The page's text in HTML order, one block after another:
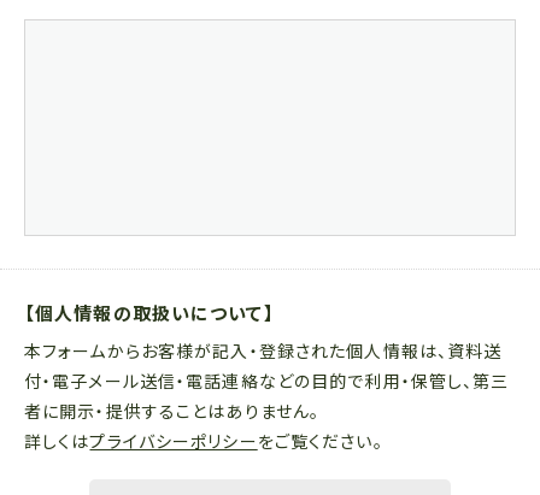
【個人情報の取扱いについて】
本フォームからお客様が記入・登録された個人情報は、資料送
付・電子メール送信・電話連絡などの目的で利用・保管し、第三
者に開示・提供することはありません。
詳しくはプライバシーポリシーをご覧ください。